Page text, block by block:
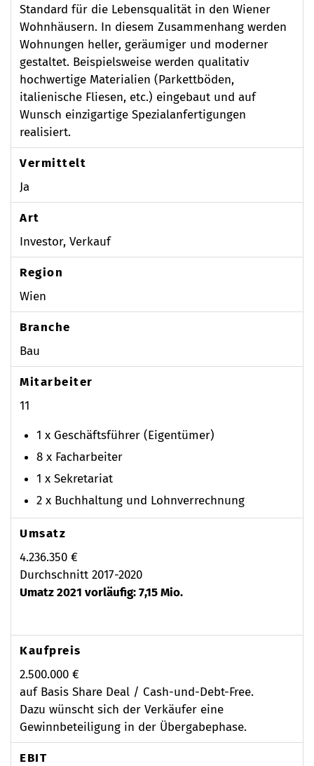
Standard für die Lebensqualität in den Wiener
Wohnhäusern. In diesem Zusammenhang werden
Wohnungen heller, geräumiger und moderner
gestaltet. Beispielsweise werden qualitativ
hochwertige Materialien (Parkettböden,
italienische Fliesen, etc.) eingebaut und auf
Wunsch einzigartige Spezialanfertigungen
realisiert.
Vermittelt
Ja
Art
Investor, Verkauf
Region
Wien
Branche
Bau
Mitarbeiter
11
1 x Geschäftsführer (Eigentümer)
8 x Facharbeiter
1 x Sekretariat
2 x Buchhaltung und Lohnverrechnung
Umsatz
4.236.350 €
Durchschnitt 2017-2020
Umatz 2021 vorläufig: 7,15 Mio.
Kaufpreis
2.500.000 €
auf Basis Share Deal / Cash-und-Debt-Free.
Dazu wünscht sich der Verkäufer eine
Gewinnbeteiligung in der Übergabephase.
EBIT